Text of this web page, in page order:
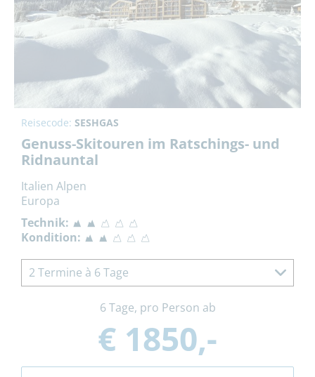
Reisecode: SESHGAS
Genuss-Skitouren im Ratschings- und
Ridnauntal
Italien Alpen
Europa
Technik:
Kondition:
2 Termine à 6 Tage
6 Tage, pro Person ab
€ 1850,-